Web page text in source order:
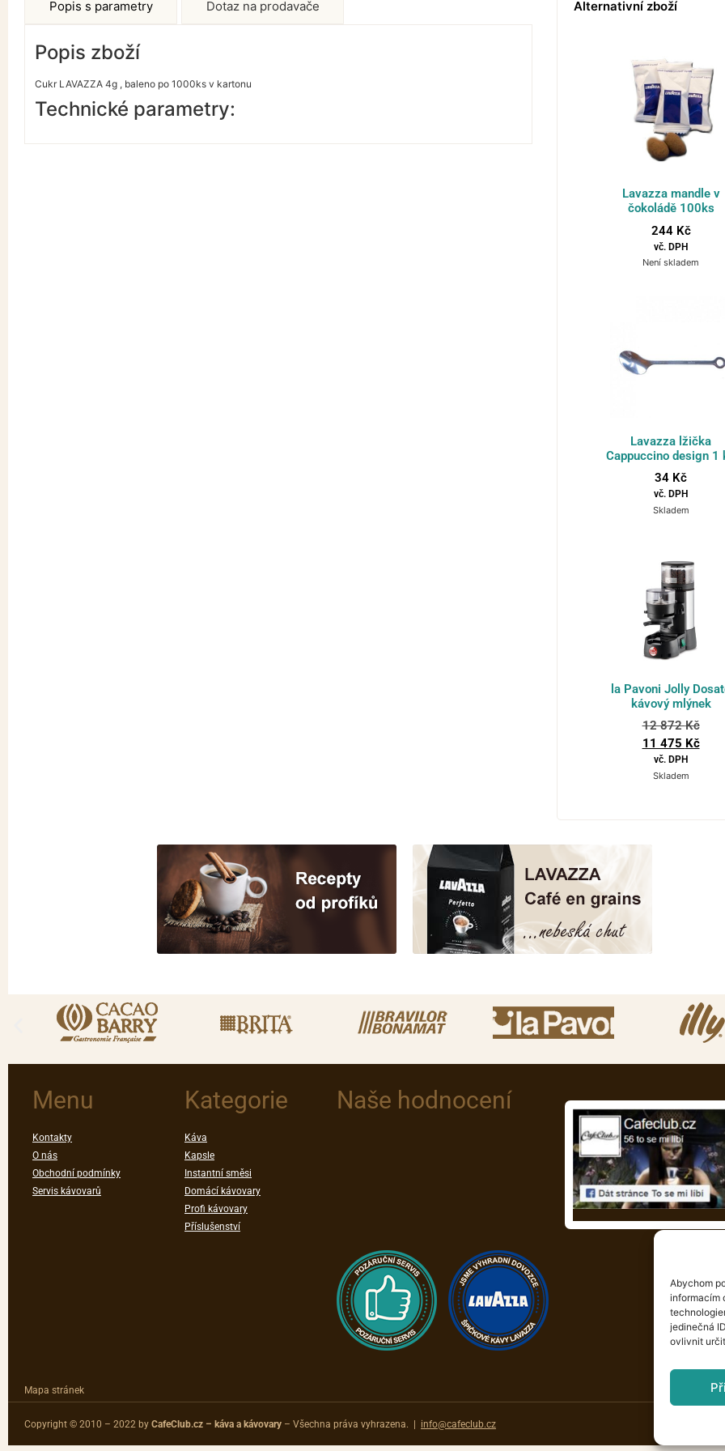
Abychom
informacím
jedinečná
ovlivnit
Popis s parametry Dotaz na prodavače
Popis zboží
Cukr LAVAZZA 4g , baleno po 1000ks v kartonu
Technické parametry:
Alternativní zboží
Lavazza mandle v
čokoládě 100ks
244 Kč
vč. DPH
Není skladem
Lavazza lžička
Cappuccino design 1
34 Kč
vč. DPH
Skladem
la Pavoni Jolly
kávový mlýnek
12 872Kč
11 475 Kč
vč. DPH
Skladem
Menu
Kontakty
O nás
Obchodní podmínky
Servis kávovarů
Kategorie
Káva
Kapsle
Instantní směsi
Domácí kávovary
Profi kávovary
Příslušenství
Naše hodnocení
Mapa stránek
Copyright © 2010 – 2022 by CafeClub.cz – káva a kávovary – Všechna práva vyhrazena. | info@cafeclub.cz